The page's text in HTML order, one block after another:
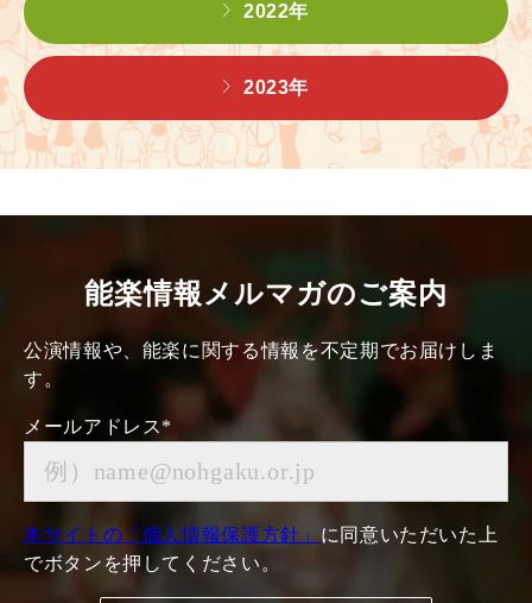
2022年
2023年
能楽情報メルマガのご案内
公演情報や、能楽に関する情報を不定期でお届けしま
す。
メールアドレス*
本サイトの「個人情報保護方針」 に同意いただいた上
でボタンを押してください。